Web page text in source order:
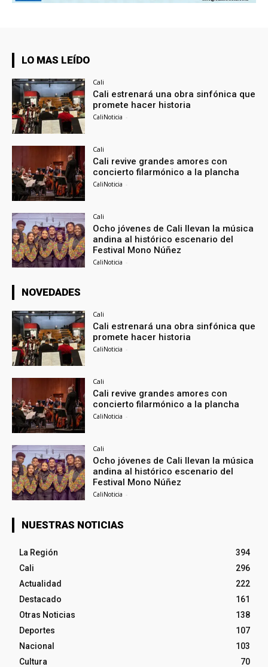
LO MAS LEÍDO
Cali
Cali estrenará una obra sinfónica que
promete hacer historia
CaliNoticia -
Cali
Cali revive grandes amores con
concierto filarmónico a la plancha
CaliNoticia -
Cali
Ocho jóvenes de Cali llevan la música
andina al histórico escenario del
Festival Mono Núñez
CaliNoticia -
NOVEDADES
Cali
Cali estrenará una obra sinfónica que
promete hacer historia
CaliNoticia -
Cali
Cali revive grandes amores con
concierto filarmónico a la plancha
CaliNoticia -
Cali
Ocho jóvenes de Cali llevan la música
andina al histórico escenario del
Festival Mono Núñez
CaliNoticia -
NUESTRAS NOTICIAS
La Región
394
Cali
296
Actualidad
222
Destacado
161
Otras Noticias
138
Deportes
107
Nacional
103
Cultura
70